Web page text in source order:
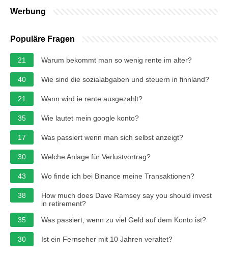
Werbung
Populäre Fragen
21 Warum bekommt man so wenig rente im alter?
40 Wie sind die sozialabgaben und steuern in finnland?
21 Wann wird ie rente ausgezahlt?
35 Wie lautet mein google konto?
17 Was passiert wenn man sich selbst anzeigt?
30 Welche Anlage für Verlustvortrag?
43 Wo finde ich bei Binance meine Transaktionen?
38
How much does Dave Ramsey say you should invest
in retirement?
35
Was passiert, wenn zu viel Geld auf dem Konto ist?
30 Ist ein Fernseher mit 10 Jahren veraltet?